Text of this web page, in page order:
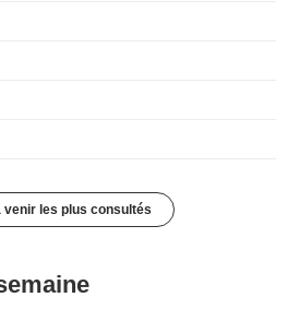
venir les plus consultés